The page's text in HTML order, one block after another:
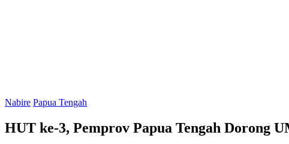
Nabire Papua Tengah
HUT ke-3, Pemprov Papua Tengah Dorong